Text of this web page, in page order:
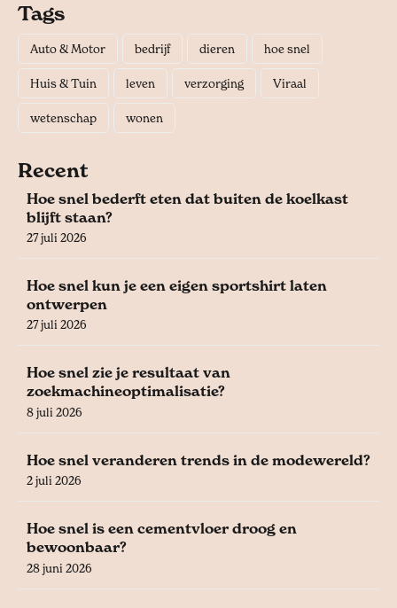
Tags
Auto & Motor bedrijf dieren hoe snel
Huis & Tuin leven verzorging Viraal
wetenschap wonen
Recent
Hoe snel bederft eten dat buiten de koelkast
blijft staan?
27 juli 2026
Hoe snel kun je een eigen sportshirt laten
ontwerpen
27 juli 2026
Hoe snel zie je resultaat van
zoekmachineoptimalisatie?
8 juli 2026
Hoe snel veranderen trends in de modewereld?
2 juli 2026
Hoe snel is een cementvloer droog en
bewoonbaar?
28 juni 2026